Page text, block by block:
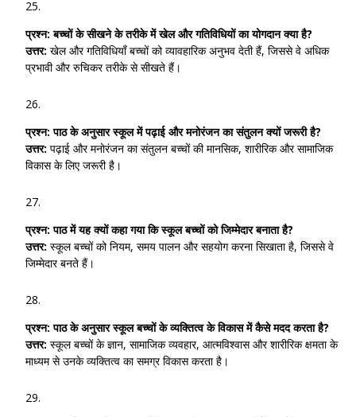
प्रश्न: बच्चों के सीखने के तरीके में खेल और गतिविधियों का योगदान क्या है?
उत्तर: खेल और गतिविधियाँ बच्चों को व्यावहारिक अनुभव देती हैं, जिससे वे अधिक
प्रभावी और रुचिकर तरीके से सीखते हैं।
प्रश्न: पाठ के अनुसार स्कूल में पढ़ाई और मनोरंजन का संतुलन क्यों जरूरी है?
उत्तर: पढ़ाई और मनोरंजन का संतुलन बच्चों की मानसिक, शारीरिक और सामाजिक
विकास के लिए जरूरी है।
प्रश्न: पाठ में यह क्यों कहा गया कि स्कूल बच्चों को जिम्मेदार बनाता है?
उत्तर: स्कूल बच्चों को नियम, समय पालन और सहयोग करना सिखाता है, जिससे वे
जिम्मेदार बनते हैं।
प्रश्न: पाठ के अनुसार स्कूल बच्चों के व्यक्तित्व के विकास में कैसे मदद करता है?
उत्तर: स्कूल बच्चों के ज्ञान, सामाजिक व्यवहार, आत्मविश्वास और शारीरिक क्षमता के
माध्यम से उनके व्यक्तित्व का समग्र विकास करता है।